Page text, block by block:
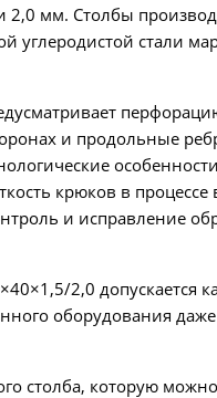
мм. Столбы
углеродистой стали
и продольные
особенности
крюков в процессе
и исправление
2,0 допускается
оборудования
столба, которую